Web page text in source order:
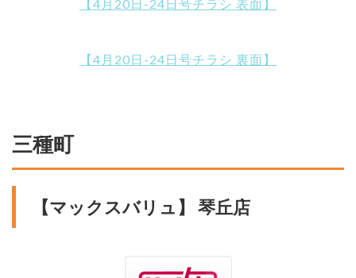
【4月20日-24日号チラシ 表面】
【4月20日-24日号チラシ 裏面】
三種町
【マックスバリュ】 琴丘店